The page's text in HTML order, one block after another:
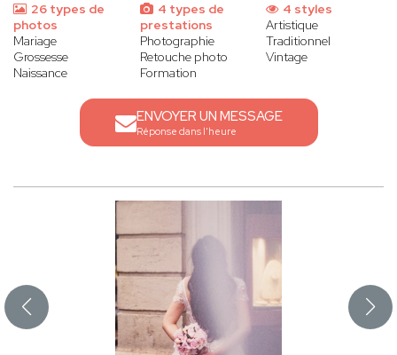
26 types de
photos
Mariage
Grossesse
Naissance
4 types de
prestations
Photographie
Retouche photo
Formation
4 styles
Artistique
Traditionnel
Vintage
ENVOYER UN MESSAGE
Réponse dans l'heure